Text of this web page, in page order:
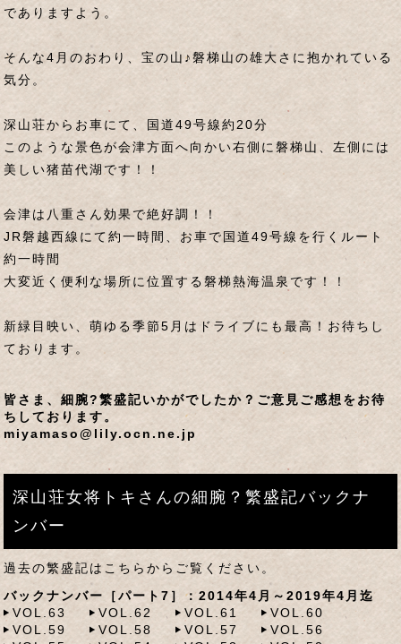
でありますよう。
そんな4月のおわり、宝の山♪磐梯山の雄大さに抱かれている
気分。
深山荘からお車にて、国道49号線約20分
このような景色が会津方面へ向かい右側に磐梯山、左側には
美しい猪苗代湖です！！
会津は八重さん効果で絶好調！！
JR磐越西線にて約一時間、お車で国道49号線を行くルート
約一時間
大変近く便利な場所に位置する磐梯熱海温泉です！！
新緑目映い、萌ゆる季節5月はドライブにも最高！お待ちし
ております。
皆さま、細腕?繁盛記いかがでしたか？ご意見ご感想をお待
ちしております。
miyamaso@lily.ocn.ne.jp
深山荘女将トキさんの細腕？繁盛記バックナ
ンバー
過去の繁盛記はこちらからご覧ください。
バックナンバー［パート7］：2014年4月～2019年4月迄
VOL.63
VOL.62 VOL.61
VOL.60
VOL.59
VOL.58 VOL.57
VOL.56